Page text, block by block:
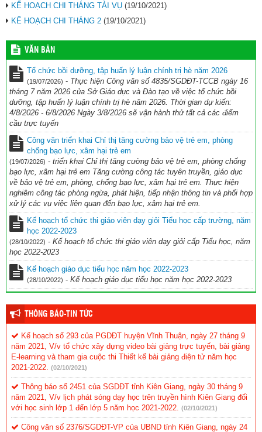
KẾ HOẠCH CHI THÁNG TÀI VỤ (19/10/2021)
KẾ HOẠCH CHI THÁNG 2 (19/10/2021)
VĂN BẢN
Tổ chức bồi dưỡng, tập huấn lý luận chính trị hè năm 2026
(19/07/2026) - Thực hiện Công văn số 4835/SGDĐT-TCCB ngày 16
tháng 7 năm 2026 của Sở Giáo dục và Đào tạo về việc tổ chức bồi
dưỡng, tập huấn lý luận chính trị hè năm 2026. Thời gian dự kiến:
4/8/2026 - 6/8/2026 Ngày 3/8/2026 sẽ vận hành thử tất cả các điểm
cầu trực tuyến
Công văn triển khai Chỉ thị tăng cường bảo vệ trẻ em, phòng
chống bạo lực, xâm hại trẻ em
(19/07/2026) - triển khai Chỉ thị tăng cường bảo vệ trẻ em, phòng chống
bạo lực, xâm hại trẻ em Tăng cường công tác tuyên truyền, giáo dục
về bảo vệ trẻ em, phòng, chống bạo lực, xâm hại trẻ em. Thực hiện
nghiêm công tác phòng ngừa, phát hiện, tiếp nhận thông tin và phối hợp
xử lý các vụ việc liên quan đến bạo lực, xâm hại trẻ em.
Kế hoạch tổ chức thi giáo viên dạy giỏi Tiểu học cấp trường, năm
học 2022-2023
(28/10/2022) - Kế hoạch tổ chức thi giáo viên dạy giỏi cấp Tiểu học, năm
học 2022-2023
Kế hoạch giáo dục tiểu học năm học 2022-2023
(28/10/2022) - Kế hoạch giáo dục tiểu học năm học 2022-2023
THÔNG BÁO-TIN TỨC
Kế hoạch số 293 của PGDĐT huyện Vĩnh Thuận, ngày 27 tháng 9
năm 2021, V/v tổ chức xây dựng video bài giảng trực tuyến, bài giảng
E-learning và tham gia cuộc thi Thiết kế bài giảng điện tử năm học
2021-2022.
(02/10/2021)
Thông báo số 2451 của SGDĐT tỉnh Kiên Giang, ngày 30 tháng 9
năm 2021, V/v lịch phát sóng dạy học trên truyền hình Kiên Giang đối
với học sinh lớp 1 đến lớp 5 năm học 2021-2022.
(02/10/2021)
Công văn số 2376/SGDĐT-VP của UBND tỉnh Kiên Giang, ngày 24